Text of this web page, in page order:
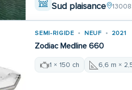
Sud plaisance
SEMI-RIGIDE NEUF 2021
Zodiac Medline 660
1 × 150 ch 6,6 m ×